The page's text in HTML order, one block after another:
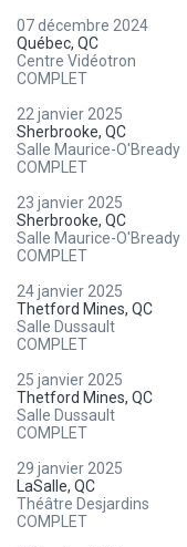
07 décembre 2024
Québec, QC
Centre Vidéotron
COMPLET
22 janvier 2025
Sherbrooke, QC
Salle Maurice-O'Bready
COMPLET
23 janvier 2025
Sherbrooke, QC
Salle Maurice-O'Bready
COMPLET
24 janvier 2025
Thetford Mines, QC
Salle Dussault
COMPLET
25 janvier 2025
Thetford Mines, QC
Salle Dussault
COMPLET
29 janvier 2025
LaSalle, QC
Théâtre Desjardins
COMPLET